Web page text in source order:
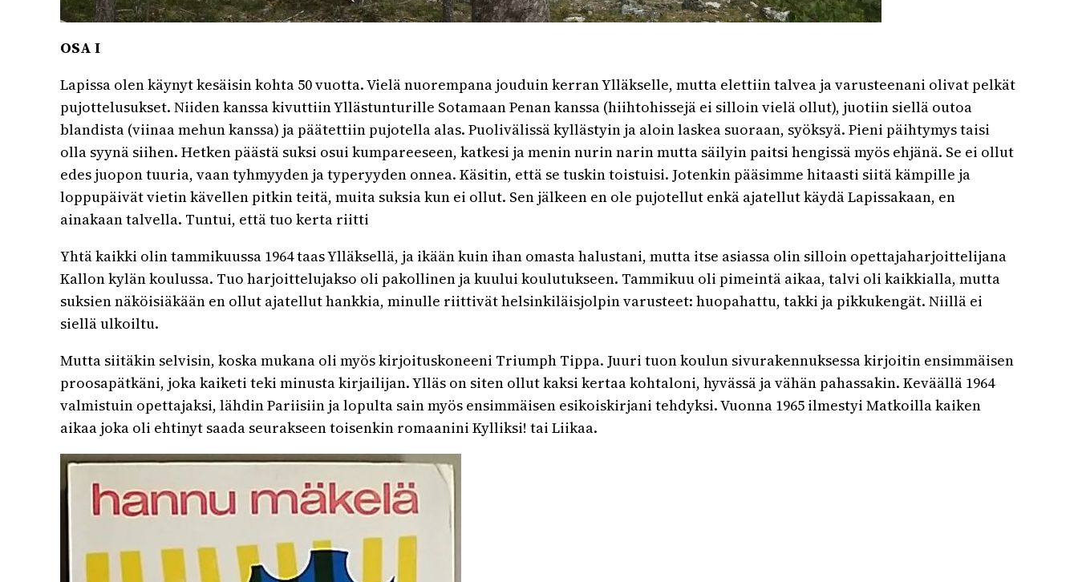
OSA I
Lapissa olen käynyt kesäisin kohta 50 vuotta. Vielä nuorempana jouduin kerran Ylläkselle, mutta elettiin talvea ja varusteenani olivat pelkät
pujottelusukset. Niiden kanssa kivuttiin Yllästunturille Sotamaan Penan kanssa (hiihtohissejä ei silloin vielä ollut), juotiin siellä outoa
blandista (viinaa mehun kanssa) ja päätettiin pujotella alas. Puolivälissä kyllästyin ja aloin laskea suoraan, syöksyä. Pieni päihtymys taisi
olla syynä siihen. Hetken päästä suksi osui kumpareeseen, katkesi ja menin nurin narin mutta säilyin paitsi hengissä myös ehjänä. Se ei ollut
edes juopon tuuria, vaan tyhmyyden ja typeryyden onnea. Käsitin, että se tuskin toistuisi. Jotenkin pääsimme hitaasti siitä kämpille ja
loppupäivät vietin kävellen pitkin teitä, muita suksia kun ei ollut. Sen jälkeen en ole pujotellut enkä ajatellut käydä Lapissakaan, en
ainakaan talvella. Tuntui, että tuo kerta riitti
Yhtä kaikki olin tammikuussa 1964 taas Ylläksellä, ja ikään kuin ihan omasta halustani, mutta itse asiassa olin silloin opettajaharjoittelijana
Kallon kylän koulussa. Tuo harjoittelujakso oli pakollinen ja kuului koulutukseen. Tammikuu oli pimeintä aikaa, talvi oli kaikkialla, mutta
suksien näköisiäkään en ollut ajatellut hankkia, minulle riittivät helsinkiläisjolpin varusteet: huopahattu, takki ja pikkukengät. Niillä ei
siellä ulkoiltu.
Mutta siitäkin selvisin, koska mukana oli myös kirjoituskoneeni Triumph Tippa. Juuri tuon koulun sivurakennuksessa kirjoitin ensimmäisen
proosapätkäni, joka kaiketi teki minusta kirjailijan. Ylläs on siten ollut kaksi kertaa kohtaloni, hyvässä ja vähän pahassakin. Keväällä 1964
valmistuin opettajaksi, lähdin Pariisiin ja lopulta sain myös ensimmäisen esikoiskirjani tehdyksi. Vuonna 1965 ilmestyi Matkoilla kaiken
aikaa joka oli ehtinyt saada seurakseen toisenkin romaanini Kylliksi! tai Liikaa.